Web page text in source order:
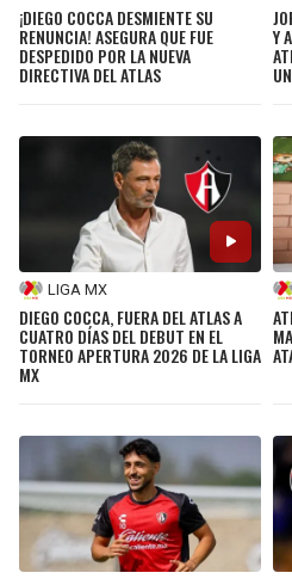
¡DIEGO COCCA DESMIENTE SU
RENUNCIA! ASEGURA QUE FUE
DESPEDIDO POR LA NUEVA
DIRECTIVA DEL ATLAS
Y
LIGA MX
DIEGO COCCA, FUERA DEL ATLAS A
CUATRO DÍAS DEL DEBUT EN EL
TORNEO APERTURA 2026 DE LA LIGA
MX